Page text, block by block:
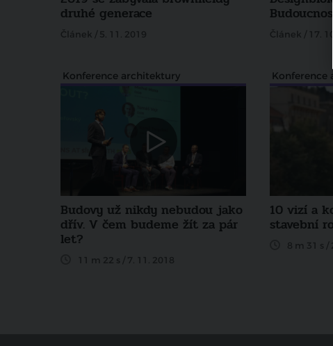
druhé generace
Článek / 5. 11. 2019
Budoucností
Článek / 17.
Konference architektury
Budovy už nikdy nebudou jako
dřív. V čem budeme žít za pár
let?
11 m 22 s / 7. 11. 2018
Konference
10 vizí a
stavební
8 m 31 s /